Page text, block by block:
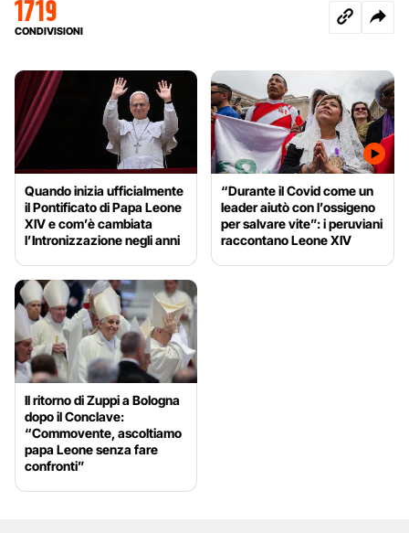
1719
CONDIVISIONI
Quando inizia ufficialmente
il Pontificato di Papa Leone
XIV e com’è cambiata
l’Intronizzazione negli anni
“Durante il Covid come un
leader aiutò con l’ossigeno
per salvare vite”: i peruviani
raccontano Leone XIV
Il ritorno di Zuppi a Bologna
dopo il Conclave:
“Commovente, ascoltiamo
papa Leone senza fare
confronti”